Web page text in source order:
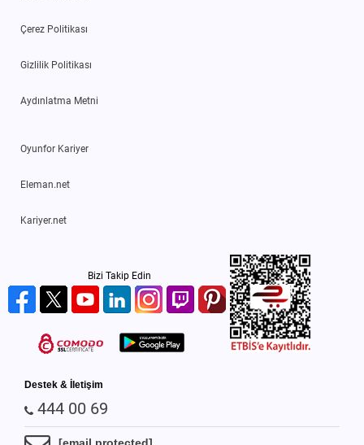
Çerez Politikası
Gizlilik Politikası
Aydınlatma Metni
Oyunfor Kariyer
Eleman.net
Kariyer.net
Bizi Takip Edin
Destek & İletişim
444 00 69
[email protected]